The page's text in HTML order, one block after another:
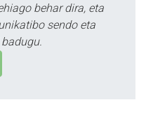
behar dira, eta
sendo eta